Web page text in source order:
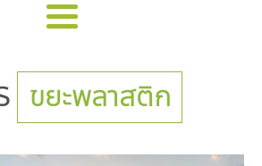
รู้จัก ม.ส.ท.
ขยะพลาสติก